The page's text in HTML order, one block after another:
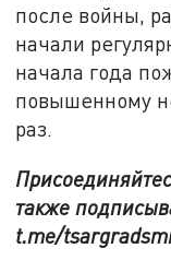
после войны,
начали
начала года
повышенному
раз.
также
t.me/